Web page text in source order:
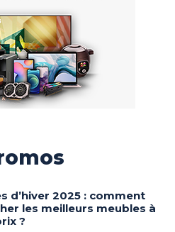
d’hiver 2025 : comment
les meilleurs meubles à
?